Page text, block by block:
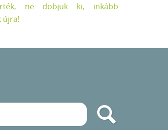
ne dobjuk ki, inkább
újra!